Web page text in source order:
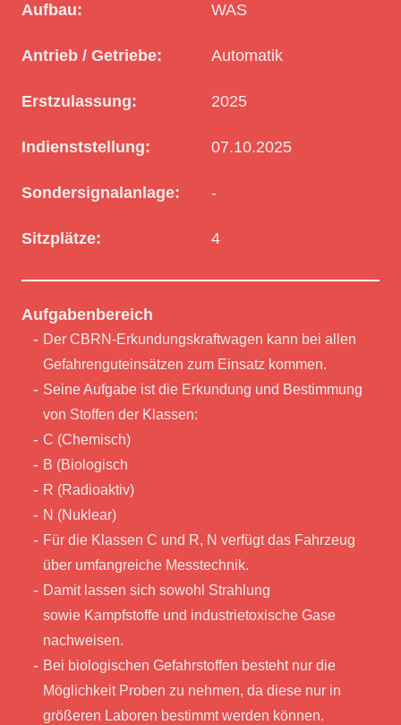
Aufbau: WAS
Antrieb / Getriebe: Automatik
Erstzulassung: 2025
Indienststellung: 07.10.2025
Sondersignalanlage: -
Sitzplätze: 4
Aufgabenbereich
Der CBRN-Erkundungskraftwagen kann bei allen
Gefahrenguteinsätzen zum Einsatz kommen.
Seine Aufgabe ist die Erkundung und Bestimmung
von Stoffen der Klassen:
C (Chemisch)
B (Biologisch
R (Radioaktiv)
N (Nuklear)
Für die Klassen C und R, N verfügt das Fahrzeug
über umfangreiche Messtechnik.
Damit lassen sich sowohl Strahlung
sowie Kampfstoffe und industrietoxische Gase
nachweisen.
Bei biologischen Gefahrstoffen besteht nur die
Möglichkeit Proben zu nehmen, da diese nur in
größeren Laboren bestimmt werden können.